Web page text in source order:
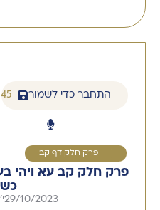
התחבר כדי לשמור 45 דק'
פרק חלק דף קב
פרק חלק קב עא ויהי
29/10/2023